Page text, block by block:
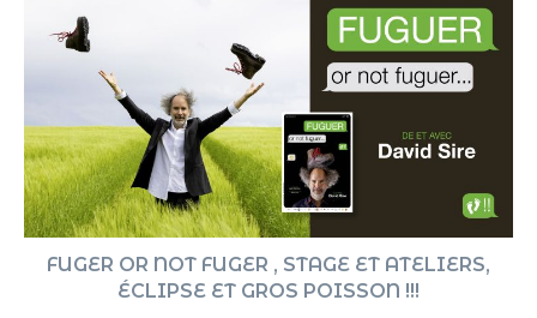
FUGER OR NOT FUGER , STAGE ET ATELIERS,
ÉCLIPSE ET GROS POISSON !!!